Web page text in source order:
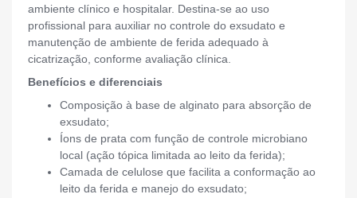
ambiente clínico e hospitalar. Destina-se ao uso
profissional para auxiliar no controle do exsudato e
manutenção de ambiente de ferida adequado à
cicatrização, conforme avaliação clínica.
Benefícios e diferenciais
Composição à base de alginato para absorção de
exsudato;
Íons de prata com função de controle microbiano
local (ação tópica limitada ao leito da ferida);
Camada de celulose que facilita a conformação ao
leito da ferida e manejo do exsudato;